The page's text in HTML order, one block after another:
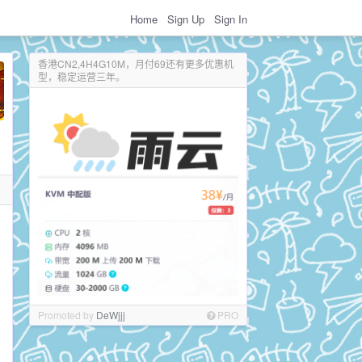
Home Sign Up Sign In
香港CN2,4H4G10M，月付69还有更多优惠机
型，稳定运营三年。
Promoted by DeWjjj PRO